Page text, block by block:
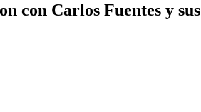
con Carlos Fuentes y